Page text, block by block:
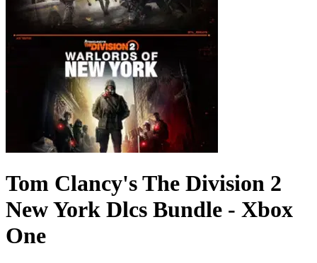
Tom Clancy's The Division 2
New York Dlcs Bundle - Xbox
One